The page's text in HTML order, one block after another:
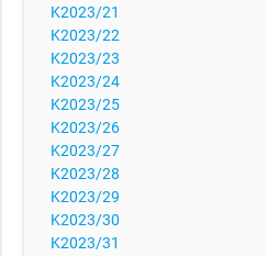
K2023/21
K2023/22
K2023/23
K2023/24
K2023/25
K2023/26
K2023/27
K2023/28
K2023/29
K2023/30
K2023/31